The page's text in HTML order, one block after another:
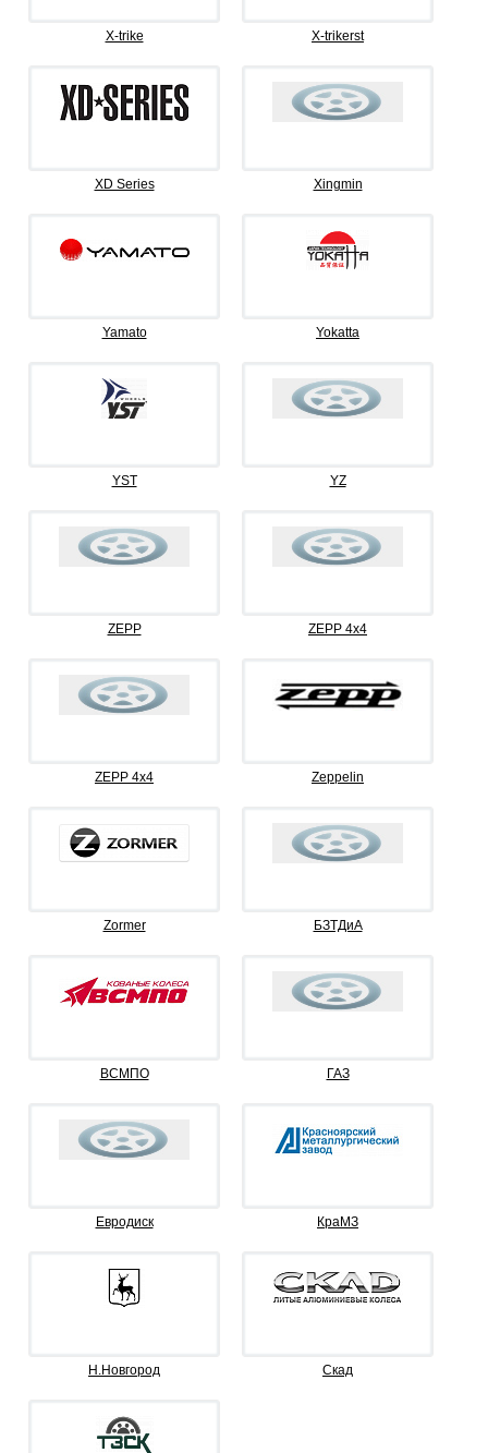
X-trike X-trikerst
XD Series Xingmin
Yamato Yokatta
YST YZ
ZEPP ZEPP 4x4
ZEPP 4х4 Zeppelin
Zormer БЗТДиА
ВСМПО ГАЗ
Евродиск КраМЗ
Н.Новгород Скад